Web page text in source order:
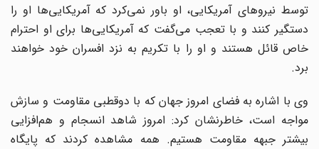
توسط نیرو‌های آمریکایی، او باور نمی‌کرد که آمریکایی‌ها او را
دستگیر کنند و با تعجب می‌گفت که آمریکایی‌ها برای او احترام
خاص قائل هستند و او را با تکریم به نزد افسران خود خواهند
برد.
وی با اشاره به فضای امروز جهان که با دوقطبی مقاومت و سازش
مواجه است، خاطرنشان کرد: امروز شاهد انسجام و هم‌افزایی
بیشتر جبهه مقاومت هستیم. همه مشاهده کردند که پایگاه